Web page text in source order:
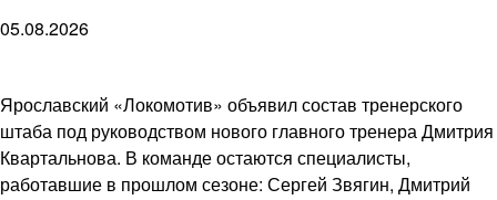
05.08.2026
Ярославский «Локомотив» объявил состав тренерского
штаба под руководством нового главного тренера Дмитрия
Квартальнова. В команде остаются специалисты,
работавшие в прошлом сезоне: Сергей Звягин, Дмитрий